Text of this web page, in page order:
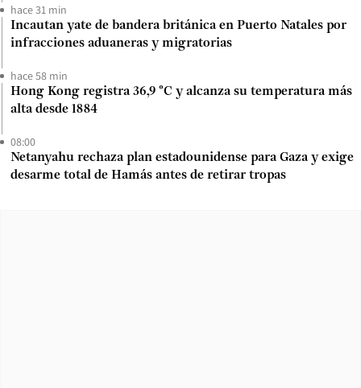
hace 31 min
Incautan yate de bandera británica en Puerto Natales por
infracciones aduaneras y migratorias
hace 58 min
Hong Kong registra 36,9 °C y alcanza su temperatura más
alta desde 1884
08:00
Netanyahu rechaza plan estadounidense para Gaza y exige
desarme total de Hamás antes de retirar tropas